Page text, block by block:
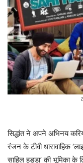
सिद्धांत ने अपने अभिनय
रंजन के टीवी धारावाहिक
साहिल हुड्डा’ की भूमिका के